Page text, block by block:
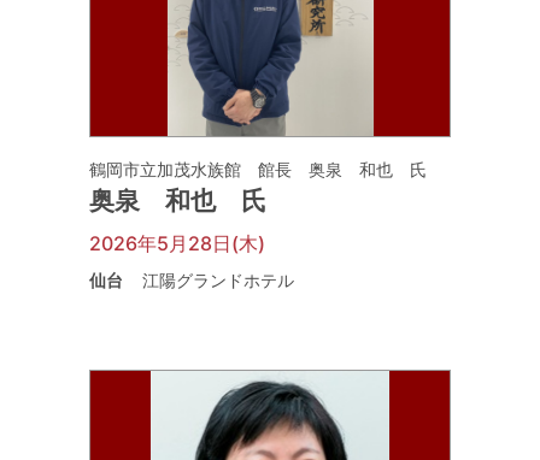
鶴岡市立加茂水族館 館長 奥泉 和也 氏
奥泉 和也 氏
2026年5月28日(木)
仙台 江陽グランドホテル